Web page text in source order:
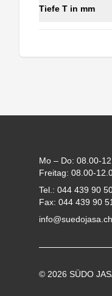
Tiefe T in mm
Mo – Do: 08.00-
Freitag: 08.00-
Tel.: 044 439 90
Fax: 044 439 90 51
info@suedojasa.ch
© 2026 SÜDO